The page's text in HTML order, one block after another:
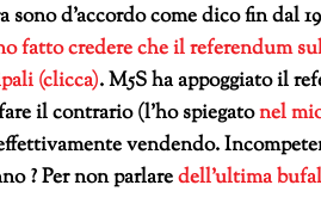
d’accordo come dico fin dal
fatto credere che il referendum
(clicca). M5S ha appoggiato il
il contrario (l’ho spiegatonel
vendendo.
? Per non parlaredell’ultima